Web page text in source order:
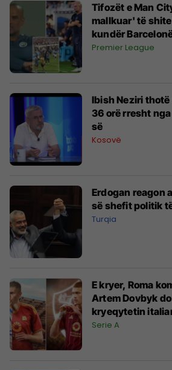
Tifozët e Man
mallkuar' të
kundër
Premier League
Ibish Neziri
36 orë rresht
së
Kosovë
Erdogan reagon
së shefit politik
Turqia
E kryer, Roma
Artem Dovbyk
kryeqytetin
Serie A